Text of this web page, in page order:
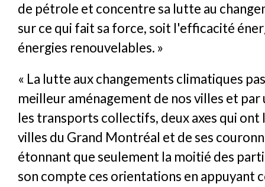
de pétrole et concentre sa lutte au
sur ce qui fait sa force, soit l'efficacité
énergies renouvelables. »
« La lutte aux changements climatiques
meilleur aménagement de nos villes et par
les transports collectifs, deux axes qui ont
villes du Grand Montréal et de ses
étonnant que seulement la moitié des
son compte ces orientations en appuyant